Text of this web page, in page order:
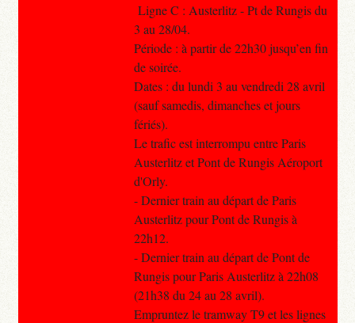
Ligne C : Austerlitz - Pt de Rungis du
3 au 28/04.
Période : à partir de 22h30 jusqu’en fin
de soirée.
Dates : du lundi 3 au vendredi 28 avril
(sauf samedis, dimanches et jours
fériés).
Le trafic est interrompu entre Paris
Austerlitz et Pont de Rungis Aéroport
d'Orly.
- Dernier train au départ de Paris
Austerlitz pour Pont de Rungis à
22h12.
- Dernier train au départ de Pont de
Rungis pour Paris Austerlitz à 22h08
(21h38 du 24 au 28 avril).
Empruntez le tramway T9 et les lignes